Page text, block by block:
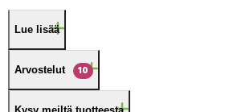
Lue lisää
Arvostelut 10